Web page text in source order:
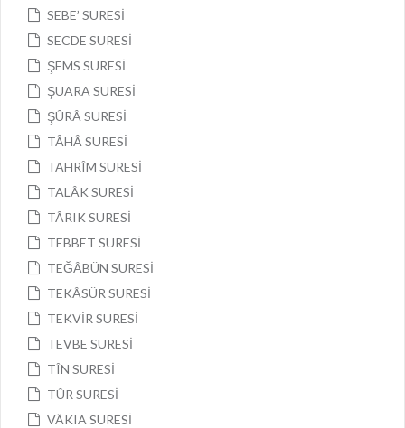
SEBE’ SURESİ
SECDE SURESİ
ŞEMS SURESİ
ŞUARA SURESİ
ŞÛRÂ SURESİ
TÂHÂ SURESİ
TAHRÎM SURESİ
TALÂK SURESİ
TÂRIK SURESİ
TEBBET SURESİ
TEĞÂBÜN SURESİ
TEKÂSÜR SURESİ
TEKVİR SURESİ
TEVBE SURESİ
TÎN SURESİ
TÛR SURESİ
VÂKIA SURESİ